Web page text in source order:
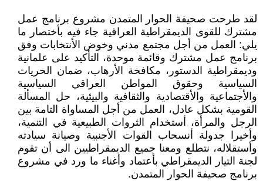
لقد طرحت صحيفة الحوار المتمدن مشروع برنامج عمل
مشترك للقوى الديمقراطية العراقية جاء فيه بأختصار ما
يلي: العمل من أجل مجتمع مدني وخوض الأنتخابات وفق
برنامج عمل مشترك وقائمة موحدة، التأكيد على علمانية
وديمقراطية الدستور، مكافخة الأرهاب، ضمان الحريات
السياسية وحقوق المواطن العراقي السياسية
والأجتماعية والأقتصادية والثقافية والبيئية، حل المسألة
القومية بشكل عادل، العمل من أجل المساواة التامة بين
الرجل والمرأة، أستخدام الثروات الطبيعية في التنمية،
وأخيرا جدولة أنسحاب القوات الأجنبية وصيانة سيادته
وأستقلاله، نتطلع ومعنا جميع الديمقراطيين الى أن تقوم
لجنة التيار الديمقراطي بأعتماد وأغناء ما ورد في مشروع
برنامج صحيفة الحوار المتمدن.